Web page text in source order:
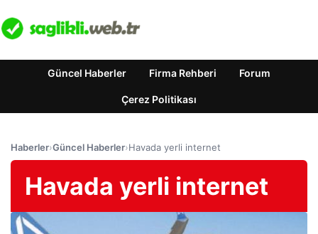
Güncel Haberler Firma Rehberi Forum
Çerez Politikası
Haberler›Güncel Haberler›Havada yerli internet
Havada yerli internet